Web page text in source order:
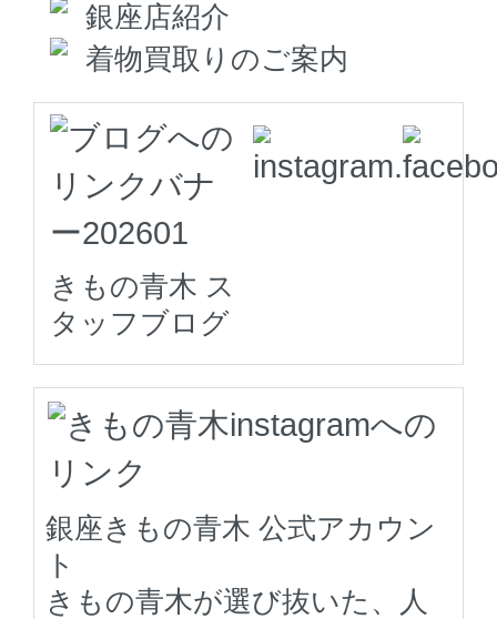
銀座店紹介
着物買取りのご案内
きもの青木 ス
タッフブログ
銀座きもの青木 公式アカウン
ト
きもの青木が選び抜いた、人